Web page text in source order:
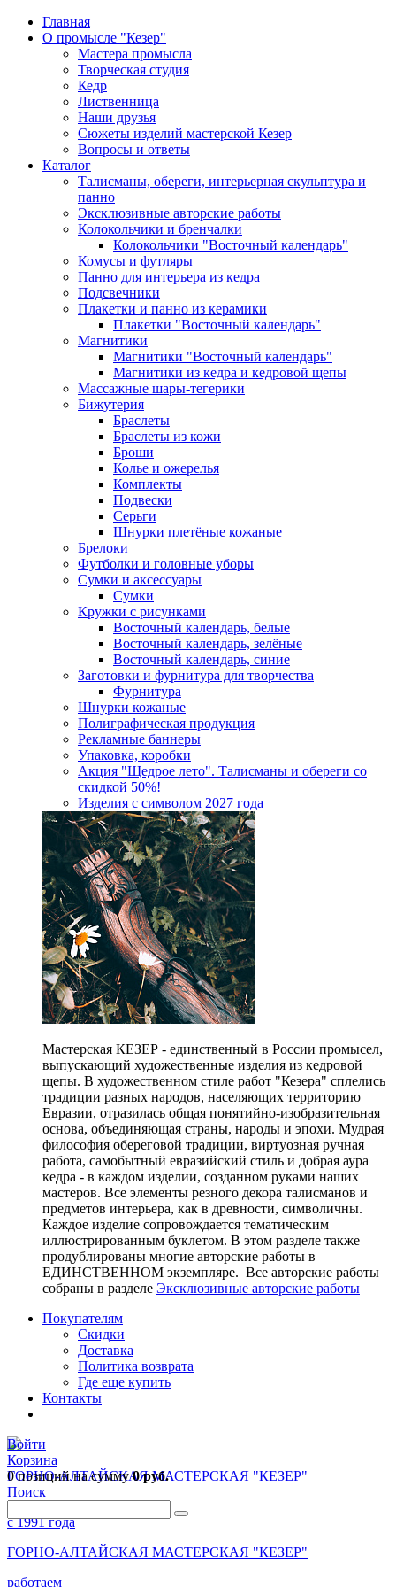
Главная
О промысле "Кезер"
Мастера промысла
Творческая студия
Кедр
Лиственница
Наши друзья
Сюжеты изделий мастерской Кезер
Вопросы и ответы
Каталог
Талисманы, обереги, интерьерная скульптура и
панно
Эксклюзивные авторские работы
Колокольчики и бренчалки
Колокольчики "Восточный календарь"
Комусы и футляры
Панно для интерьера из кедра
Подсвечники
Плакетки и панно из керамики
Плакетки "Восточный календарь"
Магнитики
Магнитики "Восточный календарь"
Магнитики из кедра и кедровой щепы
Массажные шары-тегерики
Бижутерия
Браслеты
Браслеты из кожи
Броши
Колье и ожерелья
Комплекты
Подвески
Серьги
Шнурки плетёные кожаные
Брелоки
Футболки и головные уборы
Сумки и аксессуары
Сумки
Кружки с рисунками
Восточный календарь, белые
Восточный календарь, зелёные
Восточный календарь, синие
Заготовки и фурнитура для творчества
Фурнитура
Шнурки кожаные
Полиграфическая продукция
Рекламные баннеры
Упаковка, коробки
Акция "Щедрое лето". Талисманы и обереги со
скидкой 50%!
Изделия с символом 2027 года
Мастерская КЕЗЕР - единственный в России промысел,
выпускающий художественные изделия из кедровой
щепы. В художественном стиле работ "Кезера" сплелись
традиции разных народов, населяющих территорию
Евразии, отразилась общая понятийно-изобразительная
основа, объединяющая страны, народы и эпохи. Мудрая
философия обереговой традиции, виртуозная ручная
работа, самобытный евразийский стиль и добрая аура
кедра - в каждом изделии, созданном руками наших
мастеров. Все элементы резного декора талисманов и
предметов интерьера, как в древности, символичны.
Каждое изделие сопровождается тематическим
иллюстрированным буклетом. В этом разделе также
продублированы многие авторские работы в
ЕДИНСТВЕННОМ экземпляре. Все авторские работы
собраны в разделе Эксклюзивные авторские работы
Покупателям
Скидки
Доставка
Политика возврата
Где еще купить
Контакты
Войти
Корзина
0 позицийна сумму0 руб.
Поиск
ГОРНО-АЛТАЙСКАЯ МАСТЕРСКАЯ "КЕЗЕР"
работаем
с 1991 года
ГОРНО-АЛТАЙСКАЯ МАСТЕРСКАЯ "КЕЗЕР"
работаем